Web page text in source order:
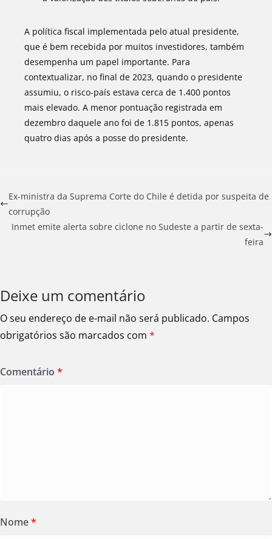
A política fiscal implementada pelo atual presidente,
que é bem recebida por muitos investidores, também
desempenha um papel importante. Para
contextualizar, no final de 2023, quando o presidente
assumiu, o risco-país estava cerca de 1.400 pontos
mais elevado. A menor pontuação registrada em
dezembro daquele ano foi de 1.815 pontos, apenas
quatro dias após a posse do presidente.
Ex-ministra da Suprema Corte do Chile é detida por suspeita de
corrupção
Inmet emite alerta sobre ciclone no Sudeste a partir de sexta-
feira
Deixe um comentário
O seu endereço de e-mail não será publicado. Campos
obrigatórios são marcados com *
Comentário *
Nome*